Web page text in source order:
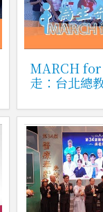
MARCH
走：台北總